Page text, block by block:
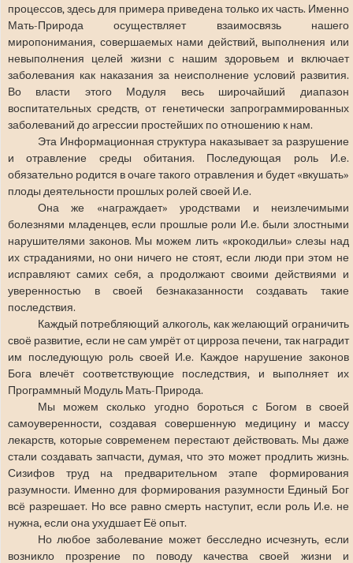
процессов, здесь для примера приведена только их часть. Именно
Мать-Природа осуществляет взаимосвязь нашего
миропонимания, совершаемых нами действий, выполнения или
невыполнения целей жизни с нашим здоровьем и включает
заболевания как наказания за неисполнение условий развития.
Во власти этого Модуля весь широчайший диапазон
воспитательных средств, от генетически запрограммированных
заболеваний до агрессии простейших по отношению к нам.
Эта Информационная структура наказывает за разрушение
и отравление среды обитания. Последующая роль И.е.
обязательно родится в очаге такого отравления и будет «вкушать»
плоды деятельности прошлых ролей своей И.е.
Она же «награждает» уродствами и неизлечимыми
болезнями младенцев, если прошлые роли И.е. были злостными
нарушителями законов. Мы можем лить «крокодильи» слезы над
их страданиями, но они ничего не стоят, если люди при этом не
исправляют самих себя, а продолжают своими действиями и
уверенностью в своей безнаказанности создавать такие
последствия.
Каждый потребляющий алкоголь, как желающий ограничить
своё развитие, если не сам умрёт от цирроза печени, так наградит
им последующую роль своей И.е. Каждое нарушение законов
Бога влечёт соответствующие последствия, и выполняет их
Программный Модуль Мать-Природа.
Мы можем сколько угодно бороться с Богом в своей
самоуверенности, создавая совершенную медицину и массу
лекарств, которые современем перестают действовать. Мы даже
стали создавать запчасти, думая, что это может продлить жизнь.
Сизифов труд на предварительном этапе формирования
разумности. Именно для формирования разумности Единый Бог
всё разрешает. Но все равно смерть наступит, если роль И.е. не
нужна, если она ухудшает Её опыт.
Но любое заболевание может бесследно исчезнуть, если
возникло прозрение по поводу качества своей жизни и